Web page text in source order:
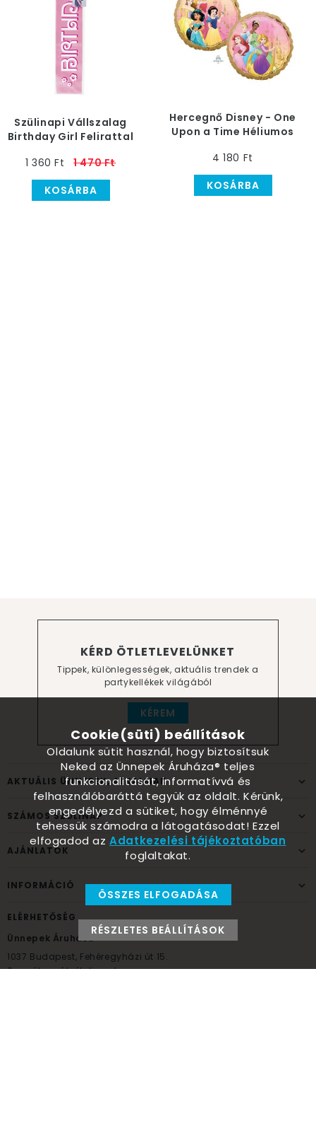
Szülinapi Vállszalag
Birthday Girl Felirattal
1 360 Ft
1 470 Ft
KOSÁRBA
Hercegnő Disney - One
Upon a Time Héliumos
4 180 Ft
KOSÁRBA
KÉRD ÖTLETLEVELÜNKET
Tippek, különlegességek, aktuális trendek a
partykellékek világából
KÉREM
AKTUÁLIS ÜNNEPEK, ALKALMAK
SZÁMOS SZÜLINAP
AJÁNLATOK
INFORMÁCIÓ
ELÉRHETŐSÉG
Ünnepek Áruháza
1037 Budapest, Fehéregyházi út 15.
Személyes átvételi pont
Cookie(süti) beállítások
Oldalunk sütit használ, hogy biztosítsuk
Neked az Ünnepek Áruháza® teljes
funkcionalitását, informatívvá és
felhasználóbaráttá tegyük az oldalt. Kérünk,
engedélyezd a sütiket, hogy élménnyé
tehessük számodra a látogatásodat! Ezzel
elfogadod azAdatkezelési tájékoztatóban
foglaltakat.
ÖSSZES ELFOGADÁSA
RÉSZLETES BEÁLLÍTÁSOK